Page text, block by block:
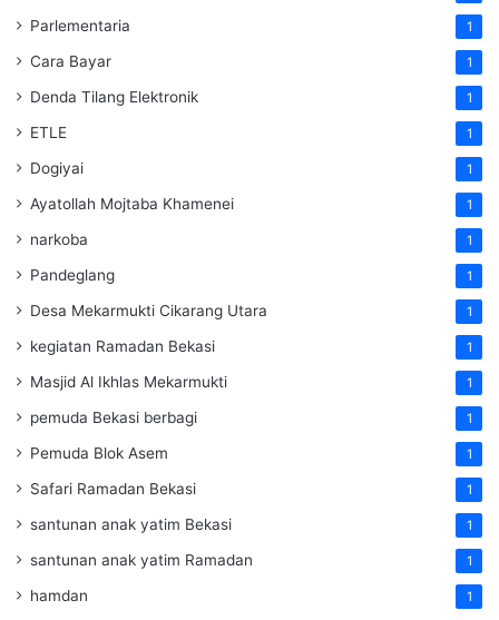
Parlementaria 1
Cara Bayar 1
Denda Tilang Elektronik 1
ETLE 1
Dogiyai 1
Ayatollah Mojtaba Khamenei 1
narkoba 1
Pandeglang 1
Desa Mekarmukti Cikarang Utara 1
kegiatan Ramadan Bekasi 1
Masjid Al Ikhlas Mekarmukti 1
pemuda Bekasi berbagi 1
Pemuda Blok Asem 1
Safari Ramadan Bekasi 1
santunan anak yatim Bekasi 1
santunan anak yatim Ramadan 1
hamdan 1